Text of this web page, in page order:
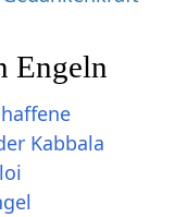
Engeln
Kabbala